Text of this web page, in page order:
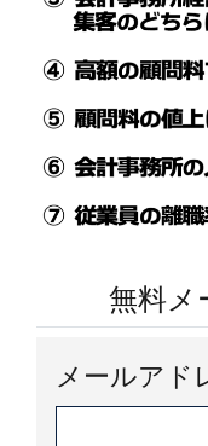
無料メ
メールアド